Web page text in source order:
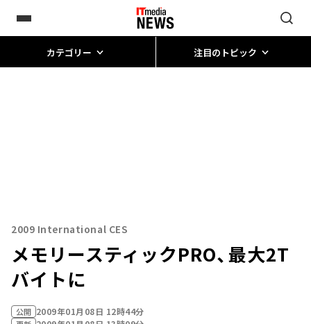
カテゴリー 注目のトピック
2009 International CES
メモリースティックPRO、最大2T
バイトに
公開 2009年01月08日 12時44分